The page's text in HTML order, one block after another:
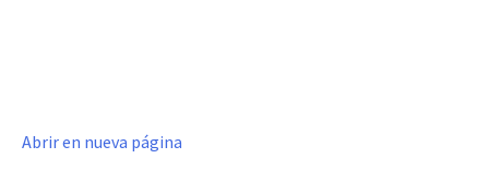
Abrir en nueva página